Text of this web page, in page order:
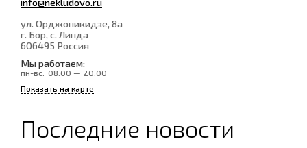
ул. Орджоникидзе, 8а
г. Бор, с. Линда
606495 Россия
Мы работаем:
пн-вс: 08:00 — 20:00
Показать на карте
Последние новости